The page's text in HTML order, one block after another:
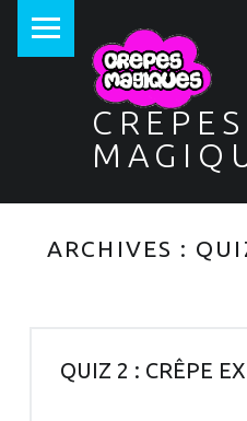
CREPES
ARCHIVES :
QUIZ 2 : CRÊPE